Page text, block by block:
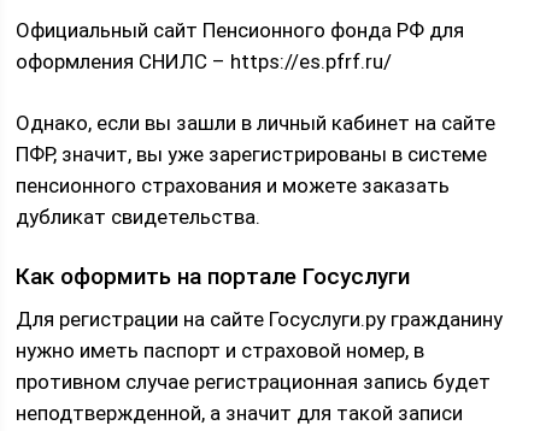
Официальный сайт Пенсионного фонда РФ для
оформления СНИЛС – https://es.pfrf.ru/
Однако, если вы зашли в личный кабинет на сайте
ПФР, значит, вы уже зарегистрированы в системе
пенсионного страхования и можете заказать
дубликат свидетельства.
Как оформить на портале Госуслуги
Для регистрации на сайте Госуслуги.ру гражданину
нужно иметь паспорт и страховой номер, в
противном случае регистрационная запись будет
неподтвержденной, а значит для такой записи